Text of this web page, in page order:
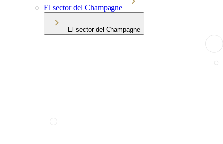
El sector del Champagne
El sector del Champagne